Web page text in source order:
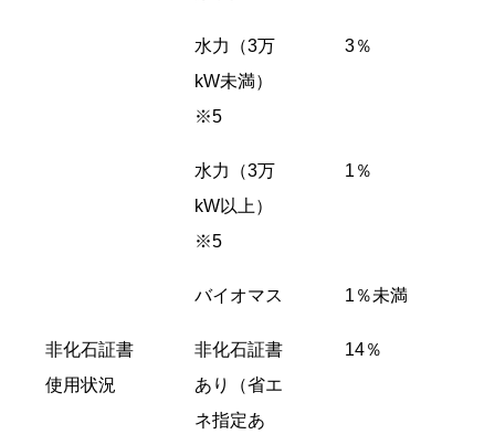
水力（3万
kW未満）
※5
3％
水力（3万
kW以上）
※5
1％
バイオマス 1％未満
非化石証書
使用状況
非化石証書
あり（省エ
ネ指定あ
14％